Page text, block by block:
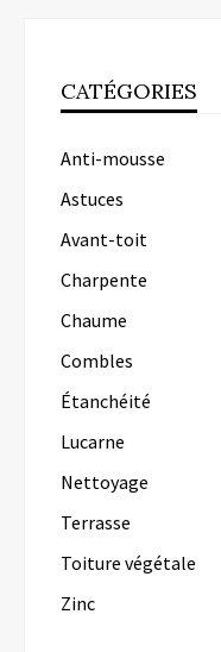
CATÉGORIES
Anti-mousse
Astuces
Avant-toit
Charpente
Chaume
Combles
Étanchéité
Lucarne
Nettoyage
Terrasse
Toiture végétale
Zinc